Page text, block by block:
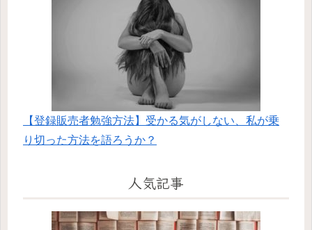
【登録販売者勉強方法】受かる気がしない、私が乗
り切った方法を語ろうか？
人気記事